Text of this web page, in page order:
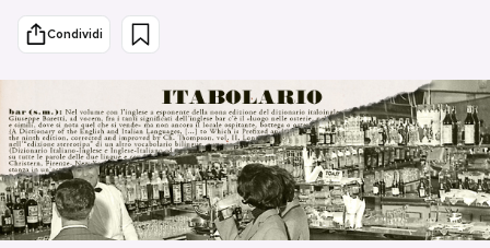
Cultura
Economia
Mondiali calcio 2026
PODCAST
Condividi